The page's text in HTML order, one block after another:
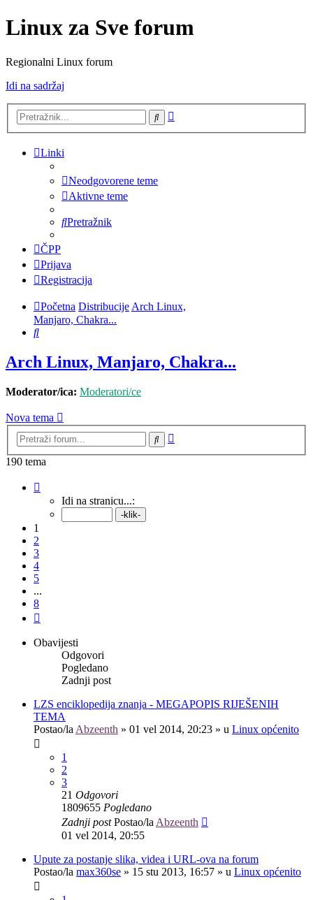
Linux za Sve forum
Regionalni Linux forum
Idi na sadržaj
Pretražnik
Linki
Neodgovorene teme
Aktivne teme
Pretražnik
ČPP
Prijava
Registracija
Početna DistribucijeArch Linux,
Manjaro, Chakra...
Pretražnik
Arch Linux, Manjaro, Chakra...
Moderator/ica: Moderatori/ce
Nova tema
Pretražnik
190 tema
8 Idi na stranicu...:
1
2
3
4
5
...
8
Obavijesti
Odgovori
Pogledano
Zadnji post
LZS enciklopedija znanja - MEGAPOPIS RIJEŠENIH
TEMA
Postao/la Abzeenth » 01 vel 2014, 20:23 » u Linux općenito
1
2
3
21 Odgovori
1809655 Pogledano
Zadnji postPostao/la Abzeenth
01 vel 2014, 20:55
Upute za postanje slika, videa i URL-ova na forum
Postao/la max360se » 15 stu 2013, 16:57 » u Linux općenito